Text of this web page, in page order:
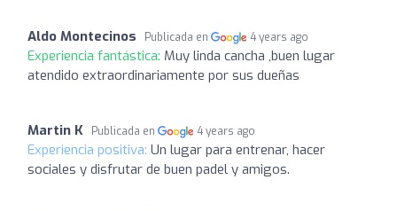
Aldo Montecinos Publicada en 4 years ago
Experiencia fantástica: Muy linda cancha ,buen lugar
atendido extraordinariamente por sus dueñas
Martin K Publicada en 4 years ago
Experiencia positiva: Un lugar para entrenar, hacer
sociales y disfrutar de buen padel y amigos.